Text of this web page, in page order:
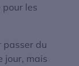
les
passer du
jour, mais